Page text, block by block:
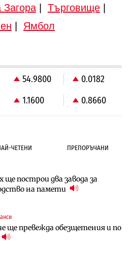
Загора| Търговище|
Ямбол
54.9800
0.0182
1.1600 0.8660
ЧЕТЕНИ ПРЕПОРЪЧАНИ
ще построи два завода за
на памети
ще превежда обезщетения и по
община избра изпълнител за
на трамвайното
предлага над 150 устройства с
през август
предлага над 150 устройства с
през август
дни с обозначаване на цените
предстои?